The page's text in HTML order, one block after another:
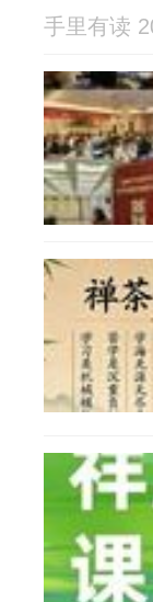
手里有读